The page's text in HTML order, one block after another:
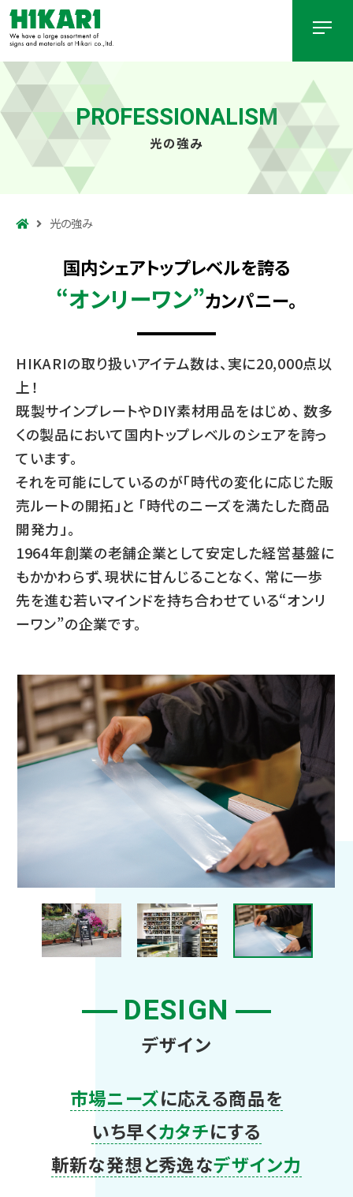
PROFESSIONALISM
光の強み
光の強み
国内シェアトップレベルを誇る
“オンリーワン”カンパニー。
HIKARIの取り扱いアイテム数は、実に20,000点以
上！
既製サインプレートやDIY素材用品をはじめ、 数多
くの製品において国内トップレベルのシェアを誇っ
ています。
それを可能にしているのが「時代の変化に応じた販
売ルートの開拓」と 「時代のニーズを満たした商品
開発力」。
1964年創業の老舗企業として安定した経営基盤に
もかかわらず、現状に甘んじることなく、 常に一歩
先を進む若いマインドを持ち合わせている“オンリ
ーワン”の企業です。
DESIGN
デザイン
市場ニーズに応える商品を
いち早くカタチにする
斬新な発想と秀逸なデザイン力